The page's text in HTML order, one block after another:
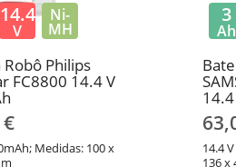
Philips
FC8800 14.4 V
Medidas: 100 x
14.4
V
Ni-
MH
14.4
136 x
3
Ah